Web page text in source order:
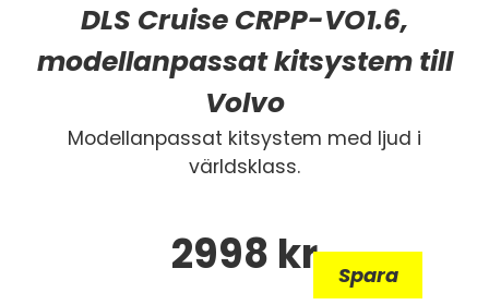
DLS Cruise CRPP-VO1.6,
modellanpassat kitsystem till
Volvo
Modellanpassat kitsystem med ljud i
världsklass.
2998 kr Spara